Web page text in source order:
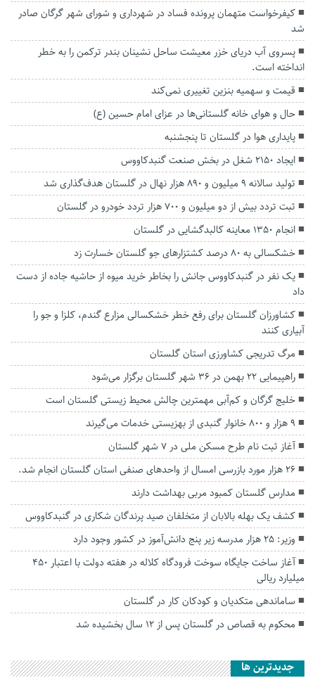
کیفرخواست متهمان پرونده فساد در شهرداری و شورای شهر گرگان صادر
شد
پسروی آب دریای خزر معیشت ساحل نشینان بندر ترکمن را به خطر
انداخته است.
قیمت و سهمیه بنزین تغییری نمی‌کند
حال و هوای خانه‌ گلستانی‌ها در عزای امام حسین (ع)
پایداری هوا در گلستان تا پنجشنبه
ایجاد ۲۱۵۰ شغل در بخش صنعت گنبدکاووس
تولید سالانه ۹ میلیون و ۸۹۰ هزار نهال در گلستان هدف‌گذاری شد
ثبت تردد بیش از دو میلیون و ۷۰۰ هزار تردد خودرو در گلستان
انجام ۱۳۵۰ معاینه کالبدگشایی در گلستان
خشکسالی به ۸۰ درصد کشتزارهای جو گلستان خسارت زد
یک نفر در گنبدکاووس جانش را بخاطر خرید میوه از حاشیه جاده از دست
داد
کشاورزان گلستان برای رفع خطر خشکسالی مزارع گندم، کلزا و جو را
آبیاری کنند
مرگ تدریجی کشاورزی استان گلستان
راهپیمایی ۲۲ بهمن در ۳۶ شهر گلستان برگزار می‌شود
خلیج گرگان و کم‌آبی مهمترین چالش‌ محیط زیستی گلستان است
۹ هزار و ۸۰۰ خانوار گنبدی از بهزیستی خدمات می‌گیرند
آغاز ثبت نام طرح مسکن ملی در ۷ شهر گلستان
۲۶ هزار مورد بازرسی امسال از واحدهای صنفی استان گلستان انجام شد.
مدارس گلستان کمبود مربی بهداشت دارند
کشف یک بهله بالابان از متخلفان صید پرندگان شکاری در گنبدکاووس
وزیر: ۲۵ هزار مدرسه زیر پنج دانش‌آموز در کشور وجود دارد
آغاز ساخت جایگاه سوخت فرودگاه کلاله در هفته دولت با اعتبار ۴۵۰
میلیارد ریالی
ساماندهی متکدیان و کودکان کار در گلستان
محکوم به قصاص در گلستان پس از ۱۲ سال بخشیده شد
جديدترين ها